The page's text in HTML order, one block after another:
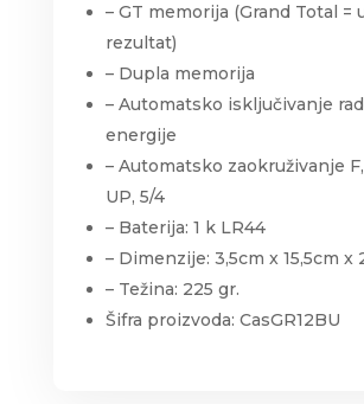
– GT memorija (Grand Total =
rezultat)
– Dupla memorija
– Automatsko isključivanje
energije
– Automatsko zaokruživanje F,
UP, 5/4
– Baterija: 1 k LR44
– Dimenzije: 3,5cm x 15,5cm x
– Težina: 225 gr.
Šifra proizvoda: CasGR12BU